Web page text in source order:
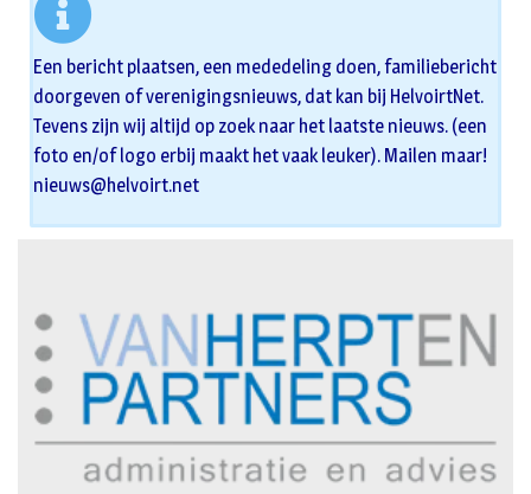
Een bericht plaatsen, een mededeling doen, familiebericht
doorgeven of verenigingsnieuws, dat kan bij HelvoirtNet.
Tevens zijn wij altijd op zoek naar het laatste nieuws. (een
foto en/of logo erbij maakt het vaak leuker). Mailen maar!
nieuws@helvoirt.net